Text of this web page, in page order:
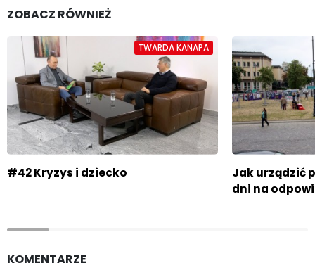
ZOBACZ RÓWNIEŻ
#42 Kryzys i dziecko
TWARDA KANAPA
Jak urządzić
dni na
KOMENTARZE